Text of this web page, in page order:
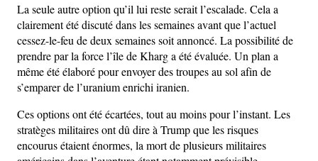
La seule autre option qu’il lui reste serait l’escalade. Cela a
clairement été discuté dans les semaines avant que l’actuel
cessez-le-feu de deux semaines soit annoncé. La possibilité de
prendre par la force l’île de Kharg a été évaluée. Un plan a
même été élaboré pour envoyer des troupes au sol afin de
s’emparer de l’uranium enrichi iranien.
Ces options ont été écartées, tout au moins pour l’instant. Les
stratèges militaires ont dû dire à Trump que les risques
encourus étaient énormes, la mort de plusieurs militaires